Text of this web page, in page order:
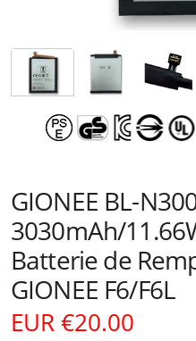
GIONEE BL-
3030mAh/
Batterie de
GIONEE F6/F6L
EUR €20.00